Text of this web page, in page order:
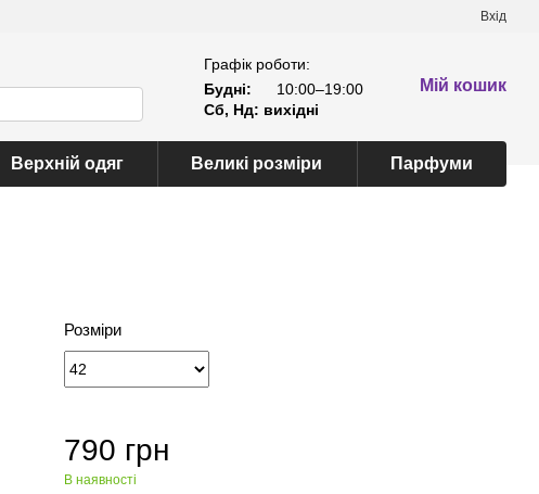
Вхід
Графік роботи:
Будні:
10:00–19:00
Сб, Нд: вихідні
Мій кошик
Верхній одяг Великі розміри Парфуми
Розміри
790 грн
В наявності